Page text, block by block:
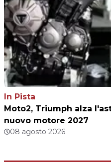
In Pista
Moto2, Triumph alza
nuovo motore 2027
08 agosto 2026